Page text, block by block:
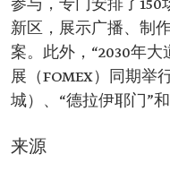
参与，专门安排了
新区，展示广播、制
案。此外，“2030年
展（FOMEX）同期举
城）、“德拉伊耶门”
来源